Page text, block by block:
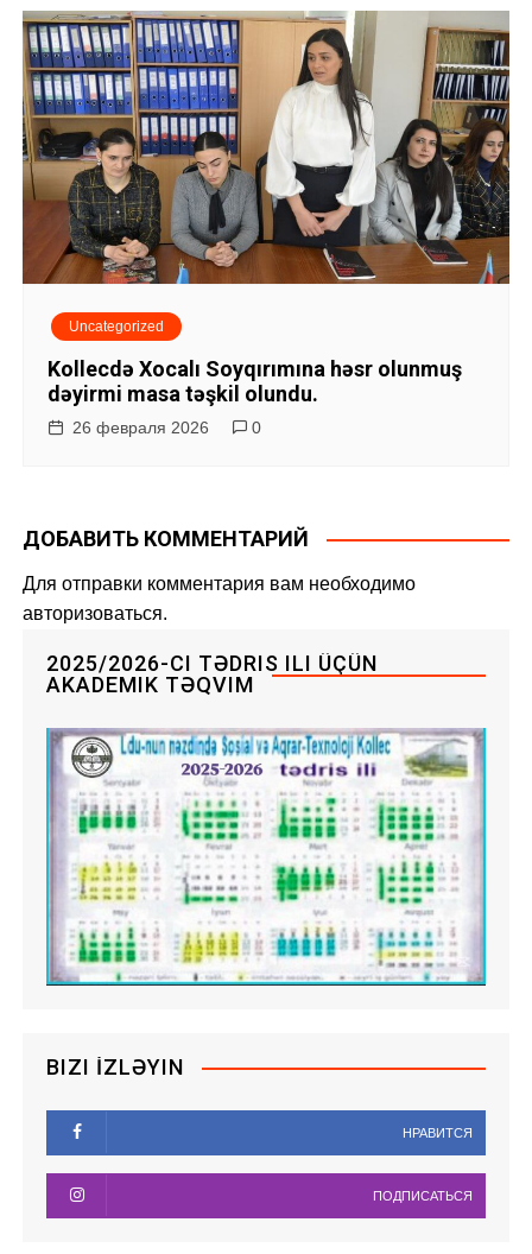
Uncategorized
Kollecdə Xocalı Soyqırımına həsr olunmuş
dəyirmi masa təşkil olundu.
26 февраля 2026 0
ДОБАВИТЬ КОММЕНТАРИЙ
Для отправки комментария вам необходимо
авторизоваться.
2025/2026-CI TƏDRIS ILI ÜÇÜN
AKADEMIK TƏQVIM
BIZI İZLƏYIN
НРАВИТСЯ
ПОДПИСАТЬСЯ